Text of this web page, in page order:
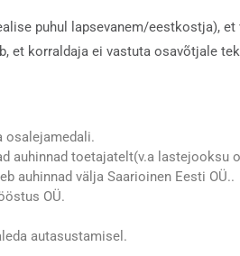
puhul lapsevanem/eestkostja),
et korraldaja ei vastuta osavõtjale
osalejamedali.
auhinnad toetajatelt(v.a lastejooksu
auhinnad välja Saarioinen Eesti OÜ..
OÜ.
autasustamisel.